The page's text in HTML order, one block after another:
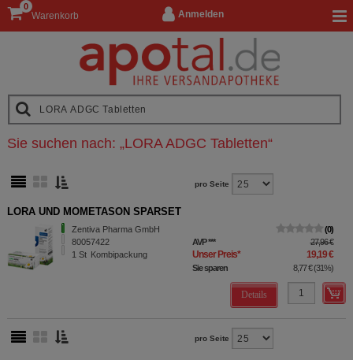
Anmelden
Warenkorb
0
Sie suchen nach: „LORA ADGC Tabletten“
pro Seite
LORA UND MOMETASON SPARSET
Zentiva Pharma GmbH
80057422
1 St Kombipackung
0
AVP*** 27,96 €
Unser Preis* 19,19 €
Sie sparen 8,77 €(31%)
Details
pro Seite